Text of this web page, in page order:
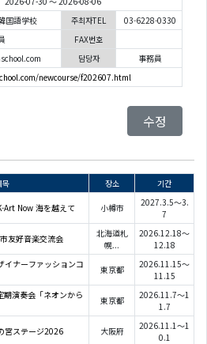
国語学校 주최자TEL
03-6228-0330
FAX번호
담당자
事務員
newcourse/f202607.html
수정
목 장소 기간
Now 海を越えて 小樽市
2027.3.5～3.
7
友好音楽交流会
北海道札
幌...
2026.12.18～
12.18
イナーファッションコ
東京都
2026.11.15～
11.15
演奏会「ネオンから
東京都
2026.11.7～1
1.7
宮ステージ2026 大阪府
2026.11.1～1
0.1